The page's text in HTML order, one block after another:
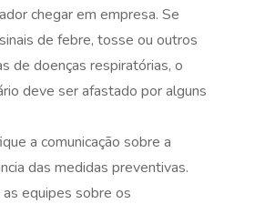
chegar em empresa. Se
de febre, tosse ou outros
de doenças respiratórias, o
deve ser afastado por alguns
a comunicação sobre a
das medidas preventivas.
equipes sobre os